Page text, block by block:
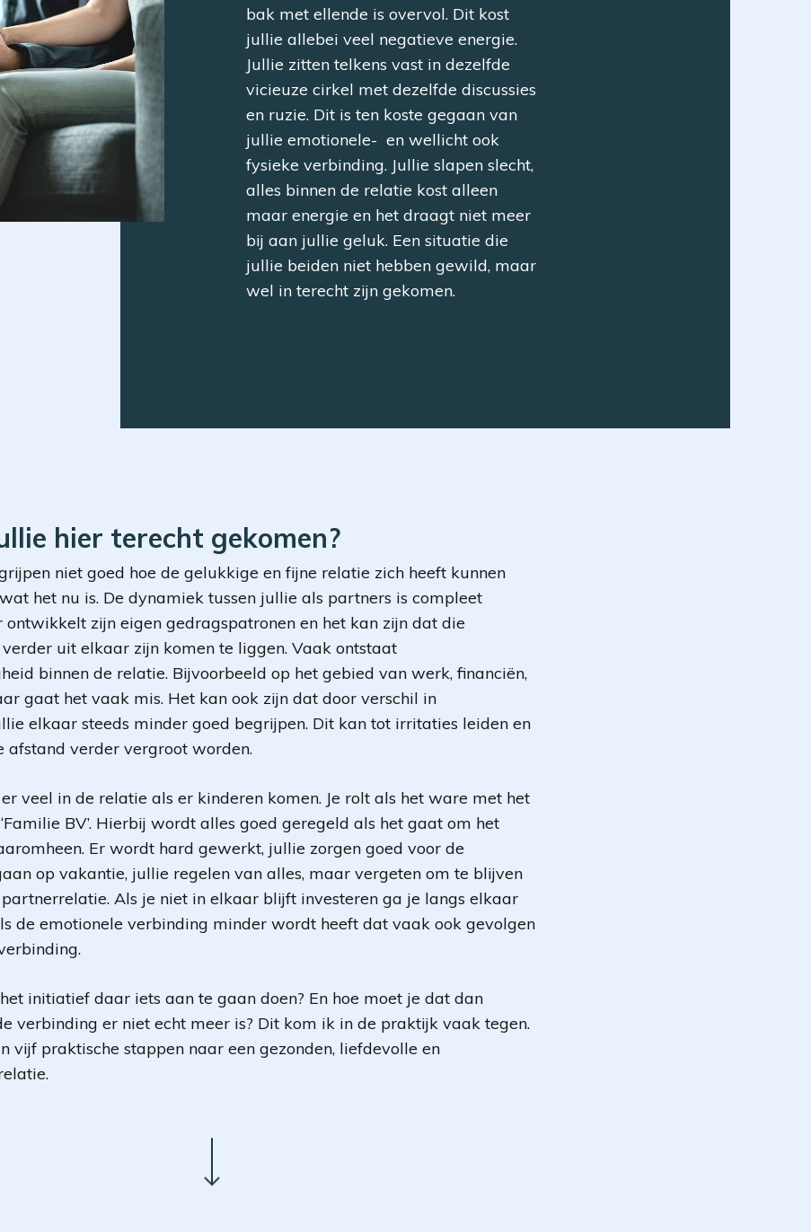
bak met ellende is overvol. Dit kost
jullie allebei veel negatieve energie.
Jullie zitten telkens vast in dezelfde
vicieuze cirkel met dezelfde discussies
en ruzie. Dit is ten koste gegaan van
jullie emotionele- en wellicht ook
fysieke verbinding. Jullie slapen slecht,
alles binnen de relatie kost alleen
maar energie en het draagt niet meer
bij aan jullie geluk. Een situatie die
jullie beiden niet hebben gewild, maar
wel in terecht zijn gekomen.
hier terecht gekomen?
niet goed hoe de gelukkige en fijne relatie zich heeft kunnen
het nu is. De dynamiek tussen jullie als partners is compleet
ontwikkelt zijn eigen gedragspatronen en het kan zijn dat die
uit elkaar zijn komen te liggen. Vaak ontstaat
binnen de relatie. Bijvoorbeeld op het gebied van werk, financiën,
gaat het vaak mis. Het kan ook zijn dat door verschil in
elkaar steeds minder goed begrijpen. Dit kan tot irritaties leiden en
afstand verder vergroot worden.
veel in de relatie als er kinderen komen. Je rolt als het ware met het
BV’. Hierbij wordt alles goed geregeld als het gaat om het
Er wordt hard gewerkt, jullie zorgen goed voor de
op vakantie, jullie regelen van alles, maar vergeten om te blijven
Als je niet in elkaar blijft investeren ga je langs elkaar
de emotionele verbinding minder wordt heeft dat vaak ook gevolgen
initiatief daar iets aan te gaan doen? En hoe moet je dat dan
verbinding er niet echt meer is? Dit kom ik in de praktijk vaak tegen.
vijf praktische stappen naar een gezonden, liefdevolle en